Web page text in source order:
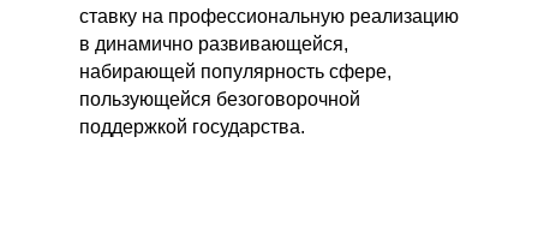
ставку на профессиональную реализацию
в динамично развивающейся,
набирающей популярность сфере,
пользующейся безоговорочной
поддержкой государства.